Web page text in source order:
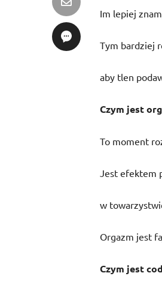
Im lepiej
Tym bardziej
aby tlen
Czym jest
To moment
Jest efektem
w
Orgazm jest
Czym jest